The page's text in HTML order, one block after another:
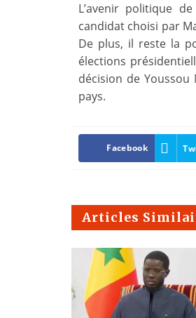
L’avenir politique
candidat choisi par
De plus, il reste la
élections
décision de
pays.
Facebook
Articles